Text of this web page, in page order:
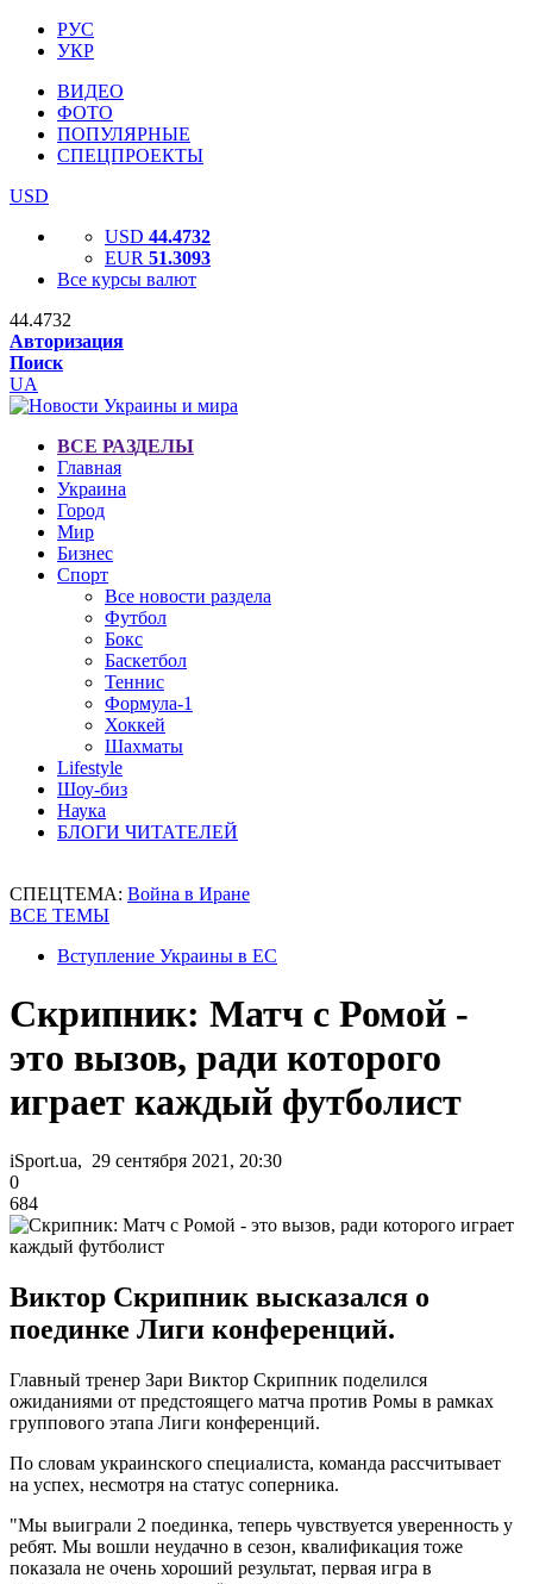
РУС
УКР
ВИДЕО
ФОТО
ПОПУЛЯРНЫЕ
СПЕЦПРОЕКТЫ
USD
USD 44.4732
EUR 51.3093
Все курсы валют
44.4732
Авторизация
Поиск
UA
ВСЕ РАЗДЕЛЫ
Главная
Украина
Город
Мир
Бизнес
Спорт
Все новости раздела
Футбол
Бокс
Баскетбол
Теннис
Формула-1
Хоккей
Шахматы
Lifestyle
Шоу-биз
Наука
БЛОГИ ЧИТАТЕЛЕЙ
СПЕЦТЕМА: Война в Иране
ВСЕ ТЕМЫ
Вступление Украины в ЕС
Скрипник: Матч с Ромой -
это вызов, ради которого
играет каждый футболист
iSport.ua, 29 сентября 2021, 20:30
0
684
Виктор Скрипник высказался о
поединке Лиги конференций.
Главный тренер Зари Виктор Скрипник поделился
ожиданиями от предстоящего матча против Ромы в рамках
группового этапа Лиги конференций.
По словам украинского специалиста, команда рассчитывает
на успех, несмотря на статус соперника.
"Мы выиграли 2 поединка, теперь чувствуется уверенность у
ребят. Мы вошли неудачно в сезон, квалификация тоже
показала не очень хороший результат, первая игра в